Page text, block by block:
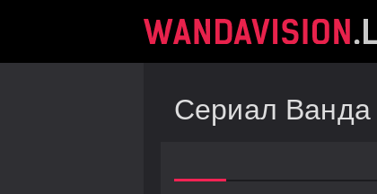
Сериал Ванда